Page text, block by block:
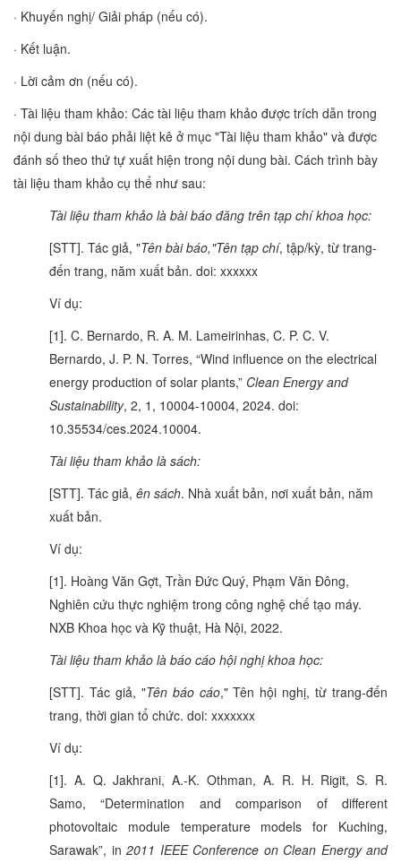
· Khuyến nghị/ Giải pháp (nếu có).
· Kết luận.
· Lời cảm ơn (nếu có).
· Tài liệu tham khảo: Các tài liệu tham khảo được trích dẫn trong
nội dung bài báo phải liệt kê ở mục "Tài liệu tham khảo" và được
đánh số theo thứ tự xuất hiện trong nội dung bài. Cách trình bày
tài liệu tham khảo cụ thể như sau:
Tài liệu tham khảo là bài báo đăng trên tạp chí khoa học:
[STT]. Tác giả, "Tên bài báo,"Tên tạp chí, tập/kỳ, từ trang-
đến trang, năm xuất bản. doi: xxxxxx
Ví dụ:
[1]. C. Bernardo, R. A. M. Lameirinhas, C. P. C. V.
Bernardo, J. P. N. Torres, “Wind influence on the electrical
energy production of solar plants,” Clean Energy and
Sustainability, 2, 1, 10004-10004, 2024. doi:
10.35534/ces.2024.10004.
Tài liệu tham khảo là sách:
[STT]. Tác giả, ên sách. Nhà xuất bản, nơi xuất bản, năm
xuất bản.
Ví dụ:
[1]. Hoàng Văn Gợt, Trần Đức Quý, Phạm Văn Đông,
Nghiên cứu thực nghiệm trong công nghệ chế tạo máy.
NXB Khoa học và Kỹ thuật, Hà Nội, 2022.
Tài liệu tham khảo là báo cáo hội nghị khoa học:
[STT]. Tác giả, "Tên báo cáo," Tên hội nghị, từ trang-đến
trang, thời gian tổ chức. doi: xxxxxxx
Ví dụ:
[1]. A. Q. Jakhrani, A.-K. Othman, A. R. H. Rigit, S. R.
Samo, “Determination and comparison of different
photovoltaic module temperature models for Kuching,
Sarawak”, in 2011 IEEE Conference on Clean Energy and